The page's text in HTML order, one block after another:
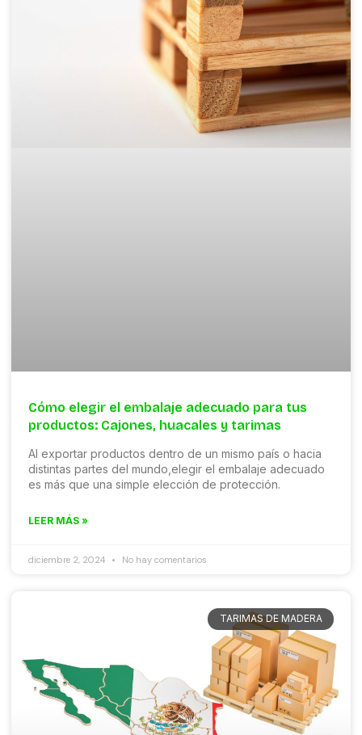
Cómo elegir el embalaje adecuado para tus
productos: Cajones, huacales y tarimas
Al exportar productos dentro de un mismo país o hacia
distintas partes del mundo,elegir el embalaje adecuado
es más que una simple elección de protección.
LEER MÁS »
diciembre 2, 2024 No hay comentarios
TARIMAS DE MADERA